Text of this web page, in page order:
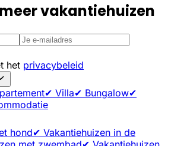
vakantiehuizen
het privacybeleid
✔ Villa✔ Bungalow✔
hond✔ Vakantiehuizen in de